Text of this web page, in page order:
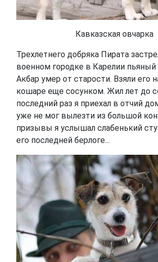
Кавказская овчарка
Трехлетнего добряка Пирата
военном городке в Карелии
Акбар умер от старости. Взяли его
кошаре еще сосунком. Жил лет до
последний раз я приехал в отчий
уже не мог вылезти из большой
призывы я услышал слабенький
его последней берлоге...